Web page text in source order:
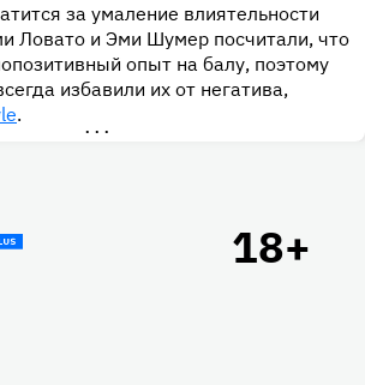
за умаление влиятельности
Ловато и Эми Шумер посчитали, что
опыт на балу, поэтому
избавили их от негатива,
.
•••